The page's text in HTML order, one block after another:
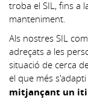
troba el SIL, fins a
manteniment.
Als nostres SIL
adreçats a les
situació de cerca
el que més
mitjançant un